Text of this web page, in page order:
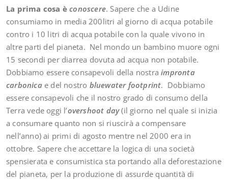
La prima cosa èconoscere. Sapere che a Udine
consumiamo in media 200litri al giorno di acqua potabile
contro i 10 litri di acqua potabile con la quale vivono in
altre parti del pianeta. Nel mondo un bambino muore ogni
15 secondi per diarrea dovuta ad acqua non potabile.
Dobbiamo essere consapevoli della nostraimpronta
carbonicae del nostro bluewater footprint. Dobbiamo
essere consapevoli che il nostro grado di consumo della
Terra vede oggi l’overshoot day(il giorno nel quale si inizia
a consumare quanto non si riuscirà a compensare
nell’anno) ai primi di agosto mentre nel 2000 era in
ottobre. Sapere che accettare la logica di una società
spensierata e consumistica sta portando alla deforestazione
del pianeta, per la produzione di assurde quantità di